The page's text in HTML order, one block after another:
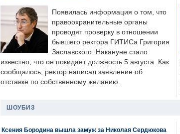
Появилась информация о том, что
правоохранительные органы
проводят проверку в отношении
бывшего ректора ГИТИСа Григория
Заславского. Накануне стало
известно, что он покидает должность 5 августа. Как
сообщалось, ректор написал заявление об
отставке по собственному желанию.
ШОУБИЗ
Ксения Бородина вышла замуж за Николая Сердюкова